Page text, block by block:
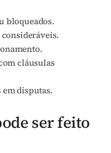
bloqueados.
cláusulas
disputas.
ser feito